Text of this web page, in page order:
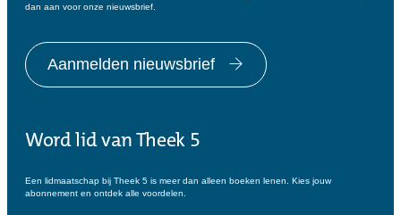
dan aan voor onze nieuwsbrief.
Aanmelden nieuwsbrief
Word lid van Theek 5
Een lidmaatschap bij Theek 5 is meer dan alleen boeken lenen. Kies jouw
abonnement en ontdek alle voordelen.